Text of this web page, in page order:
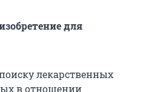
для
лекарственных
в отношении